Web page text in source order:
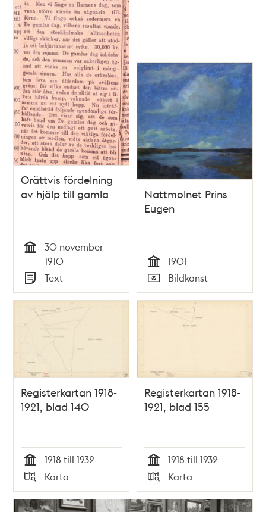
Orättvis fördelning
av hjälp till gamla
30 november
1910
Typ
Text
Nattmolnet Prins
Eugen
Tid
1901
Typ
Bildkonst
Registerkartan 1918-
1921, blad 140
Tid
1918 till 1932
Typ
Karta
Registerkartan 1918-
1921, blad 155
Tid
1918 till 1932
Typ
Karta